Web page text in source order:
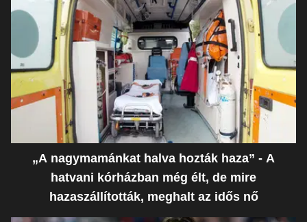
„A nagymamánkat halva hozták haza” - A
hatvani kórházban még élt, de mire
hazaszállították, meghalt az idős nő